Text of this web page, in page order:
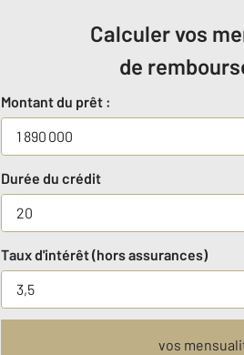
Calculer vos
de
Montant du prêt :
Durée du crédit
Taux d'intérêt (hors assurances)
vos